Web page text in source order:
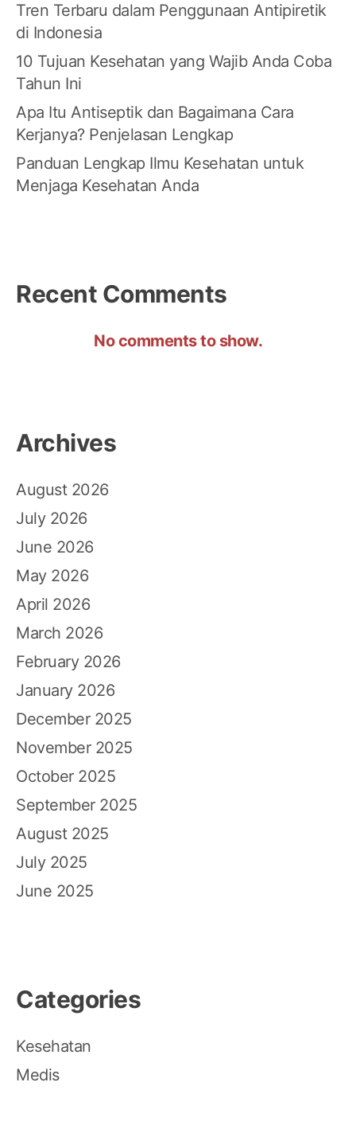
Tren Terbaru dalam Penggunaan Antipiretik
di Indonesia
10 Tujuan Kesehatan yang Wajib Anda Coba
Tahun Ini
Apa Itu Antiseptik dan Bagaimana Cara
Kerjanya? Penjelasan Lengkap
Panduan Lengkap Ilmu Kesehatan untuk
Menjaga Kesehatan Anda
Recent Comments
No comments to show.
Archives
August 2026
July 2026
June 2026
May 2026
April 2026
March 2026
February 2026
January 2026
December 2025
November 2025
October 2025
September 2025
August 2025
July 2025
June 2025
Categories
Kesehatan
Medis